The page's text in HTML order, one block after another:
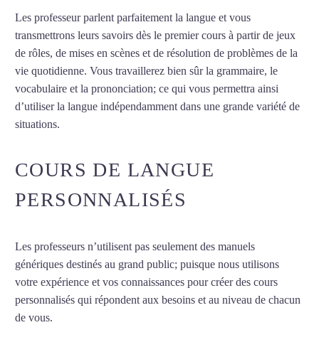
Les professeur parlent parfaitement la langue et vous
transmettrons leurs savoirs dès le premier cours à partir de jeux
de rôles, de mises en scènes et de résolution de problèmes de la
vie quotidienne. Vous travaillerez bien sûr la grammaire, le
vocabulaire et la prononciation; ce qui vous permettra ainsi
d’utiliser la langue indépendamment dans une grande variété de
situations.
COURS DE LANGUE
PERSONNALISÉS
Les professeurs n’utilisent pas seulement des manuels
génériques destinés au grand public; puisque nous utilisons
votre expérience et vos connaissances pour créer des cours
personnalisés qui répondent aux besoins et au niveau de chacun
de vous.